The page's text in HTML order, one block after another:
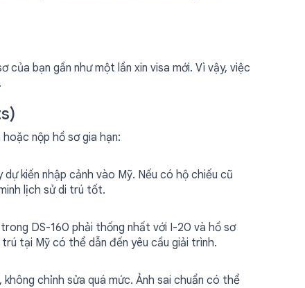
của bạn gần như một lần xin visa mới. Vì vậy, việc
nộp hồ sơ gia hạn:
kiến nhập cảnh vào Mỹ. Nếu có hộ chiếu cũ
lịch sử di trú tốt.
DS-160 phải thống nhất với I-20 và hồ sơ
tại Mỹ có thể dẫn đến yêu cầu giải trình.
chỉnh sửa quá mức. Ảnh sai chuẩn có thể